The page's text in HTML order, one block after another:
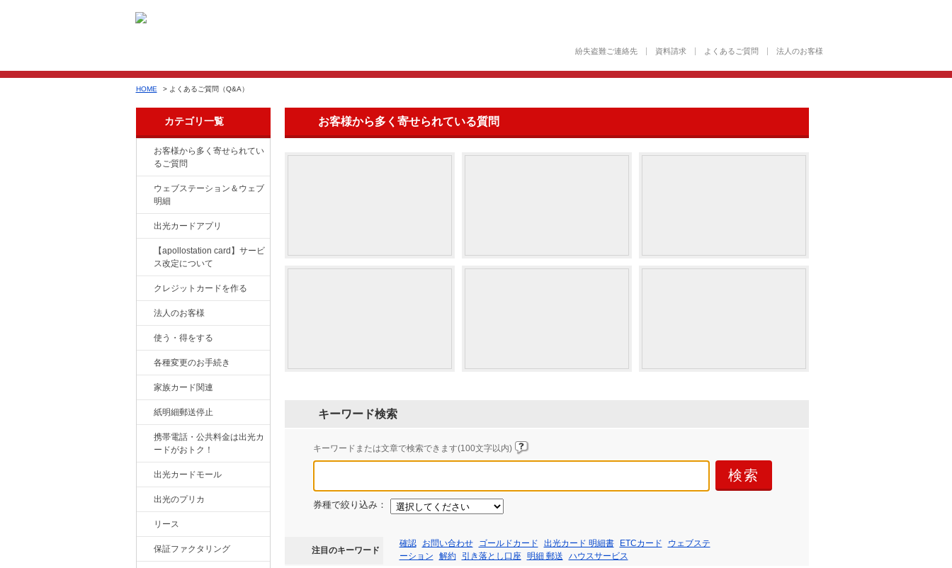
紛失盗難ご連絡先 資料請求 よくあるご質問 法人のお客様
HOME > よくあるご質問（Q&A）
カテゴリ一覧
お客様から多く寄せられてい
るご質問
ウェブステーション＆ウェブ
明細
出光カードアプリ
【apollostation card】サービ
ス改定について
クレジットカードを作る
法人のお客様
使う・得をする
各種変更のお手続き
家族カード関連
紙明細郵送停止
携帯電話・公共料金は出光カ
ードがおトク！
出光カードモール
出光のプリカ
リース
保証ファクタリング
お客様から多く寄せられている質問
キーワード検索
キーワードまたは文章で検索できます(100文字以内)
券種で絞り込み：
注目のキーワード
確認 お問い合わせ ゴールドカード 出光カード 明細書 ETCカード
ウェブステ
ーション
解約 引き落とし口座 明細 郵送 ハウスサービス